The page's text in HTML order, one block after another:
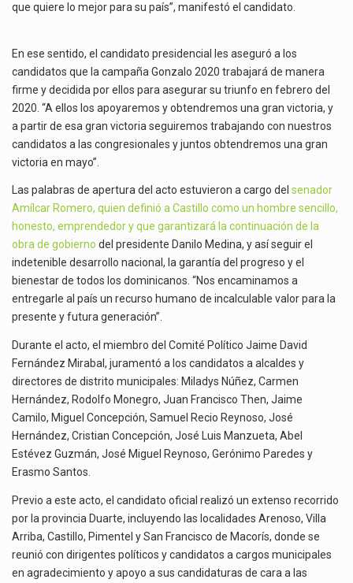
que quiere lo mejor para su país”, manifestó el candidato.
En ese sentido, el candidato presidencial les aseguró a los
candidatos que la campaña Gonzalo 2020 trabajará de manera
firme y decidida por ellos para asegurar su triunfo en febrero del
2020. “A ellos los apoyaremos y obtendremos una gran victoria, y
a partir de esa gran victoria seguiremos trabajando con nuestros
candidatos a las congresionales y juntos obtendremos una gran
victoria en mayo”.
Las palabras de apertura del acto estuvieron a cargo del senador
Amílcar Romero, quien definió a Castillo como un hombre sencillo,
honesto, emprendedor y que garantizará la continuación de la
obra de gobierno del presidente Danilo Medina, y así seguir el
indetenible desarrollo nacional, la garantía del progreso y el
bienestar de todos los dominicanos. “Nos encaminamos a
entregarle al país un recurso humano de incalculable valor para la
presente y futura generación”.
Durante el acto, el miembro del Comité Político Jaime David
Fernández Mirabal, juramentó a los candidatos a alcaldes y
directores de distrito municipales: Miladys Núñez, Carmen
Hernández, Rodolfo Monegro, Juan Francisco Then, Jaime
Camilo, Miguel Concepción, Samuel Recio Reynoso, José
Hernández, Cristian Concepción, José Luis Manzueta, Abel
Estévez Guzmán, José Miguel Reynoso, Gerónimo Paredes y
Erasmo Santos.
Previo a este acto, el candidato oficial realizó un extenso recorrido
por la provincia Duarte, incluyendo las localidades Arenoso, Villa
Arriba, Castillo, Pimentel y San Francisco de Macorís, donde se
reunió con dirigentes políticos y candidatos a cargos municipales
en agradecimiento y apoyo a sus candidaturas de cara a las